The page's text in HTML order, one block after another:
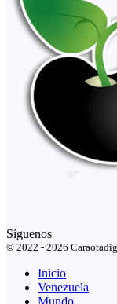
Síguenos
© 2022 - 2026
Inicio
Venezuela